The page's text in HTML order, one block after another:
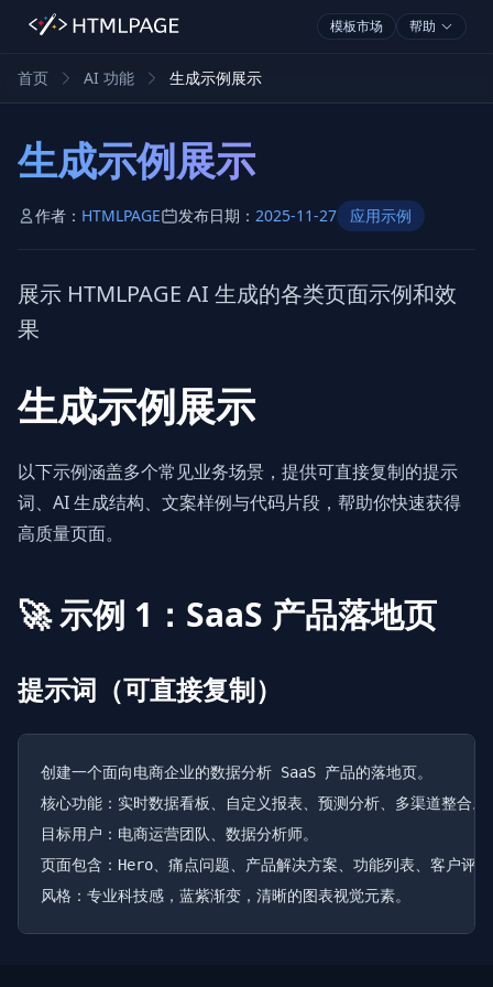
模板市场 帮助
首页 AI 功能 生成示例展示
生成示例展示
作者： HTMLPAGE 发布日期： 2025-11-27 应用示例
展示 HTMLPAGE AI 生成的各类页面示例和效
果
生成示例展示
以下示例涵盖多个常见业务场景，提供可直接复制的提示
词、AI 生成结构、文案样例与代码片段，帮助你快速获得
高质量页面。
🚀 示例 1：SaaS 产品落地页
提示词（可直接复制）
创建一个面向电商企业的数据分析 SaaS 产品的落地页。
核心功能：实时数据看板、自定义报表、预测分析、多渠道整合。
目标用户：电商运营团队、数据分析师。
页面包含：Hero、痛点问题、产品解决方案、功能列表、客户评